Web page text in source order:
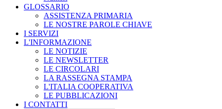
GLOSSARIO
ASSISTENZA PRIMARIA
LE NOSTRE PAROLE CHIAVE
I SERVIZI
L'INFORMAZIONE
LE NOTIZIE
LE NEWSLETTER
LE CIRCOLARI
LA RASSEGNA STAMPA
L'ITALIA COOPERATIVA
LE PUBBLICAZIONI
I CONTATTI